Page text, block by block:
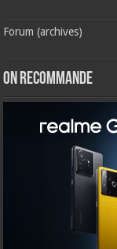
Forum (archives)
ON RECOMMANDE